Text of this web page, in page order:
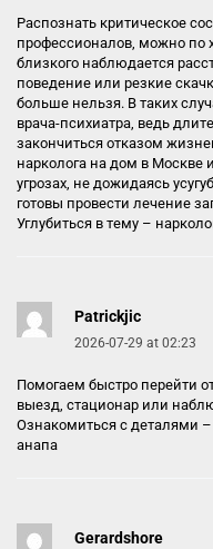
Распознать критическое
профессионалов, можно по
близкого наблюдается
поведение или резкие
больше нельзя. В таких
врача-психиатра, ведь
закончиться отказом
нарколога на дом в Москве
угрозах, не дожидаясь
готовы провести лечение
Углубиться в тему –
Patrickjic
2026-07-29 at 02:23
Помогаем быстро перейти
выезд, стационар или
Ознакомиться с деталями –
анапа
Gerardshore